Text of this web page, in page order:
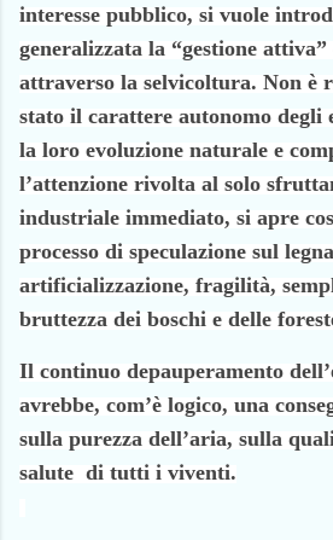
interesse pubblico, si vuole
generalizzata la “gestione
attraverso la selvicoltura. Non è
stato il carattere autonomo degli
la loro evoluzione naturale e
l’attenzione rivolta al solo
industriale immediato, si apre
processo di speculazione sul
artificializzazione, fragilità,
bruttezza dei boschi e delle
Il continuo depauperamento
avrebbe, com’è logico, una
sulla purezza dell’aria, sulla
salute di tutti i viventi.